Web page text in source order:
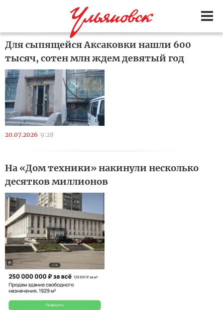
Для сыпящейся Аксаковки нашли 600
тысяч, сотен млн ждем девятый год
20.07.2026 9:28
На «Дом техники» накинули несколько
десятков миллионов